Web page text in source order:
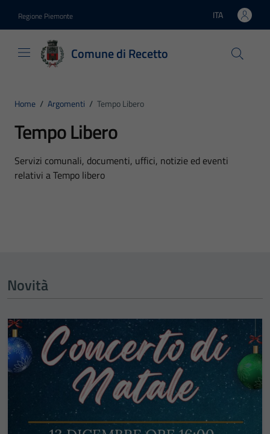
Regione Piemonte Lingua attiva:
ITA
Comune di Recetto
Home / Argomenti / Tempo Libero
Tempo Libero
Dettagli dell'argomento
Servizi comunali, documenti, uffici, notizie ed eventi
relativi a Tempo libero
Novità